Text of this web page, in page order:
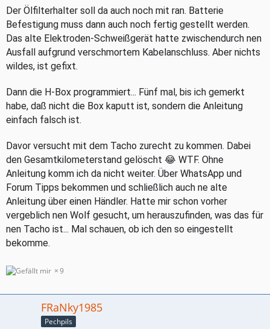
Der Ölfilterhalter soll da auch noch mit ran. Batterie
Befestigung muss dann auch noch fertig gestellt werden.
Das alte Elektroden-Schweißgerät hatte zwischendurch nen
Ausfall aufgrund verschmortem Kabelanschluss. Aber nichts
wildes, ist gefixt.
Dann die H-Box programmiert... Fünf mal, bis ich gemerkt
habe, daß nicht die Box kaputt ist, sondern die Anleitung
einfach falsch ist.
Davor versucht mit dem Tacho zurecht zu kommen. Dabei
den Gesamtkilometerstand gelöscht 😂 WTF. Ohne
Anleitung komm ich da nicht weiter. Über WhatsApp und
Forum Tipps bekommen und schließlich auch ne alte
Anleitung über einen Händler. Hatte mir schon vorher
vergeblich nen Wolf gesucht, um herauszufinden, was das für
nen Tacho ist... Mal schauen, ob ich den so eingestellt
bekomme.
9
FRaNky1985
Pechpils